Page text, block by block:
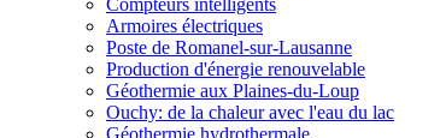
Armoires électriques
Poste de Romanel-sur-Lausanne
Production d'énergie renouvelable
Géothermie aux Plaines-du-Loup
Ouchy: de la chaleur avec l'eau du lac
Géothermie hydrothermale